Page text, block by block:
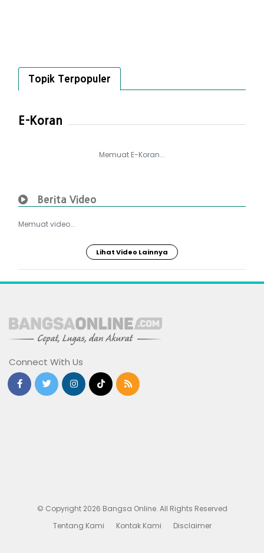
Topik Terpopuler
E-Koran
Memuat E-Koran...
Berita Video
Memuat video...
Lihat Video Lainnya
Connect With Us
© Copyright 2026 Bangsa Online. All Rights Reserved
Tentang Kami
Kontak Kami Disclaimer